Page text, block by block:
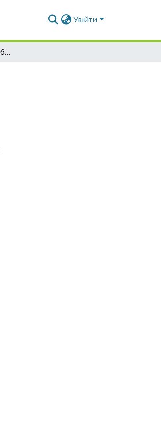
Увійти
Розвиток міжнародної біржової торгівлі